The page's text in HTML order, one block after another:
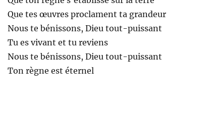
Que tes œuvres proclament ta grandeur
Nous te bénissons, Dieu tout-puissant
Tu es vivant et tu reviens
Nous te bénissons, Dieu tout-puissant
Ton règne est éternel